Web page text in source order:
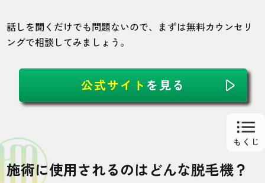
20代・寝る間もない左雲佑汰郎さん
施術 接客
4
雰囲気
3
料金 予約
4
上野御徒町店
話しを聞くだけでも問題ないので、まずは無料カウンセリ
ングで相談してみましょう。
公式サイト を見る
施術に使用されるのはどんな脱毛機？